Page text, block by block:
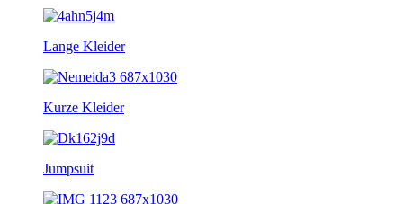
Lange Kleider
Kurze Kleider
Jumpsuit